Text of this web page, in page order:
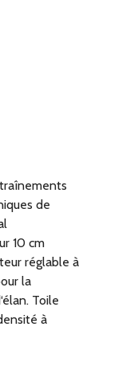
de
10 cm
réglable à
la
Toile
à